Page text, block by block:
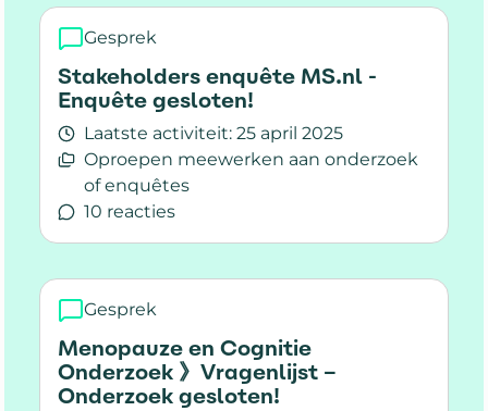
Gesprek
Stakeholders enquête MS.nl -
Enquête gesloten!
Laatste activiteit: 25 april 2025
Oproepen meewerken aan onderzoek
of enquêtes
10 reacties
Lees meer over Stakeholders enquête MS.nl -
Gesprek
Menopauze en Cognitie
Onderzoek 》Vragenlijst –
Onderzoek gesloten!